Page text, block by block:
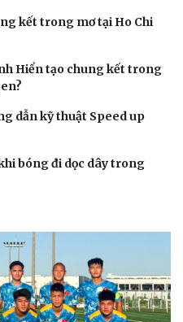
kết trong mơ tại Ho Chi
Hiển tạo chung kết trong
dẫn kỹ thuật Speed up
bóng đi dọc dây trong